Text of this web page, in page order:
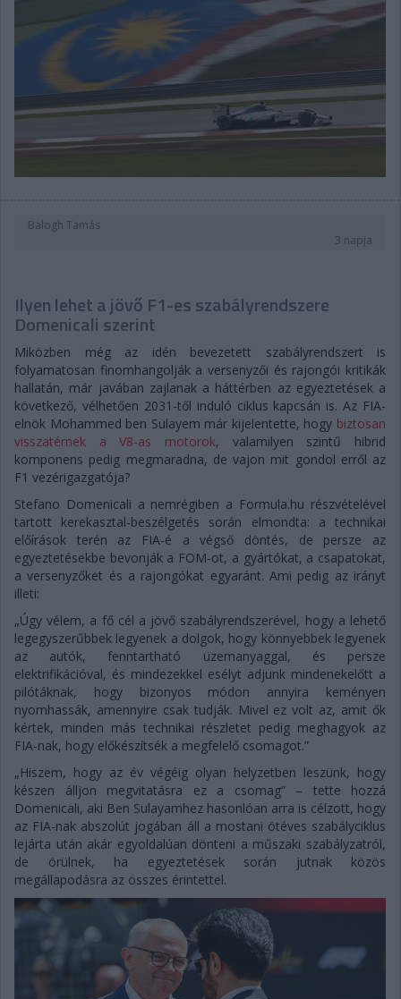
Balogh Tamás
3 napja
Ilyen lehet a jövő F1-es szabályrendszere
Domenicali szerint
Miközben még az idén bevezetett szabályrendszert is
folyamatosan finomhangolják a versenyzői és rajongói kritikák
hallatán, már javában zajlanak a háttérben az egyeztetések a
következő, vélhetően 2031-től induló ciklus kapcsán is. Az FIA-
elnök Mohammed ben Sulayem már kijelentette, hogy biztosan
visszatérnek a V8-as motorok, valamilyen szintű hibrid
komponens pedig megmaradna, de vajon mit gondol erről az
F1 vezérigazgatója?
Stefano Domenicali a nemrégiben a Formula.hu részvételével
tartott kerekasztal-beszélgetés során elmondta: a technikai
előírások terén az FIA-é a végső döntés, de persze az
egyeztetésekbe bevonják a FOM-ot, a gyártókat, a csapatokat,
a versenyzőket és a rajongókat egyaránt. Ami pedig az irányt
illeti:
„Úgy vélem, a fő cél a jövő szabályrendszerével, hogy a lehető
legegyszerűbbek legyenek a dolgok, hogy könnyebbek legyenek
az autók, fenntartható üzemanyaggal, és persze
elektrifikációval, és mindezekkel esélyt adjunk mindenekelőtt a
pilótáknak, hogy bizonyos módon annyira keményen
nyomhassák, amennyire csak tudják. Mivel ez volt az, amit ők
kértek, minden más technikai részletet pedig meghagyok az
FIA-nak, hogy előkészítsék a megfelelő csomagot.”
„Hiszem, hogy az év végéig olyan helyzetben leszünk, hogy
készen álljon megvitatásra ez a csomag” – tette hozzá
Domenicali, aki Ben Sulayamhez hasonlóan arra is célzott, hogy
az FIA-nak abszolút jogában áll a mostani ötéves szabályciklus
lejárta után akár egyoldalúan dönteni a műszaki szabályzatról,
de örülnek, ha egyeztetések során jutnak közös
megállapodásra az összes érintettel.